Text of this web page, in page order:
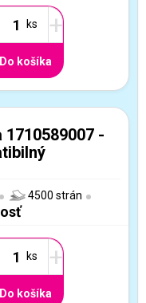
+
Do košíka
-
4500 strán
+
Do košíka